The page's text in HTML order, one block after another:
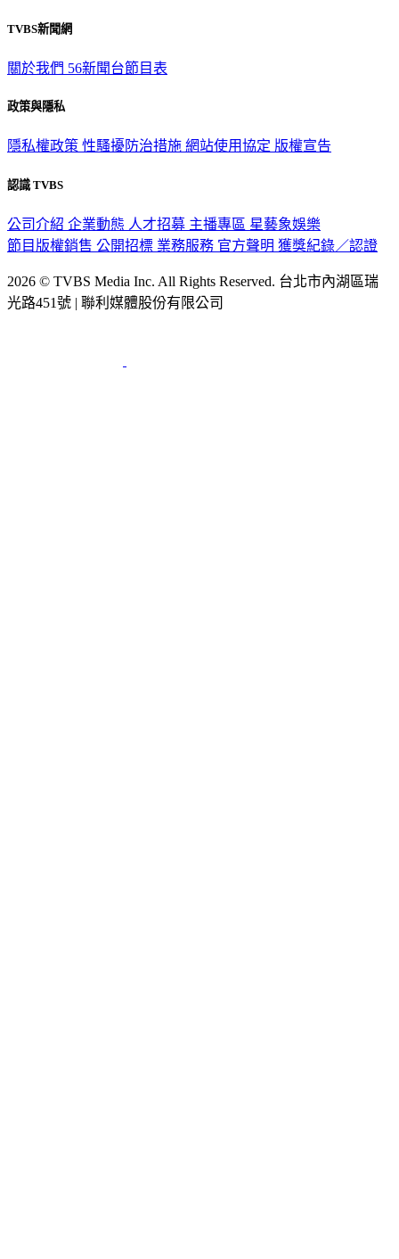
TVBS新聞網
關於我們 56新聞台節目表
政策與隱私
隱私權政策 性騷擾防治措施 網站使用協定 版權宣告
認識 TVBS
公司介紹 企業動態 人才招募 主播專區 星藝象娛樂
節目版權銷售 公開招標 業務服務 官方聲明 獲獎紀錄／認證
2026 © TVBS Media Inc. All Rights Reserved. 台北市內湖區瑞
光路451號 | 聯利媒體股份有限公司